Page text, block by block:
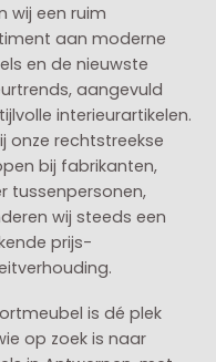
wij een ruim
aan moderne
en de nieuwste
aangevuld
interieurartikelen.
onze rechtstreekse
bij fabrikanten,
tussenpersonen,
wij steeds een
prijs-
is dé plek
op zoek is naar